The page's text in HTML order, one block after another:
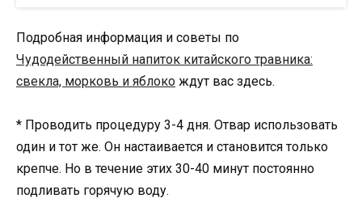
Подробная информация и советы по
Чудодейственный напиток китайского травника:
свекла, морковь и яблоко ждут вас здесь.
* Проводить процедуру 3-4 дня. Отвар использовать
один и тот же. Он настаивается и становится только
крепче. Но в течение этих 30-40 минут постоянно
подливать горячую воду.